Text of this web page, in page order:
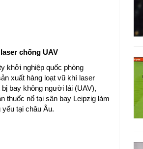
chống UAV
khởi nghiệp quốc phòng
xuất hàng loạt vũ khí laser
bay không người lái (UAV),
thuốc nổ tại sân bay Leipzig làm
tại châu Âu.